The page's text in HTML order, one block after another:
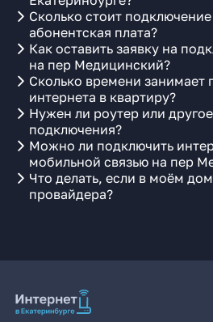
Сколько стоит
абонентская плата?
Как оставить заявку на
на пер Медицинский?
Сколько времени занимает
интернета в квартиру?
Нужен ли роутер или
подключения?
Можно ли подключить
мобильной связью на пер
Что делать, если в моём
провайдера?